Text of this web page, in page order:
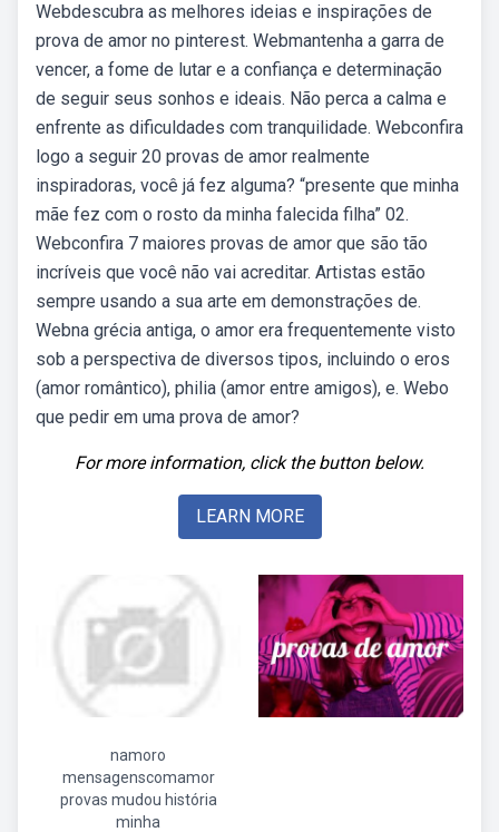
Webdescubra as melhores ideias e inspirações de
prova de amor no pinterest. Webmantenha a garra de
vencer, a fome de lutar e a confiança e determinação
de seguir seus sonhos e ideais. Não perca a calma e
enfrente as dificuldades com tranquilidade. Webconfira
logo a seguir 20 provas de amor realmente
inspiradoras, você já fez alguma? “presente que minha
mãe fez com o rosto da minha falecida filha” 02.
Webconfira 7 maiores provas de amor que são tão
incríveis que você não vai acreditar. Artistas estão
sempre usando a sua arte em demonstrações de.
Webna grécia antiga, o amor era frequentemente visto
sob a perspectiva de diversos tipos, incluindo o eros
(amor romântico), philia (amor entre amigos), e. Webo
que pedir em uma prova de amor?
For more information, click the button below.
LEARN MORE
namoro
mensagenscomamor
provas mudou história
minha